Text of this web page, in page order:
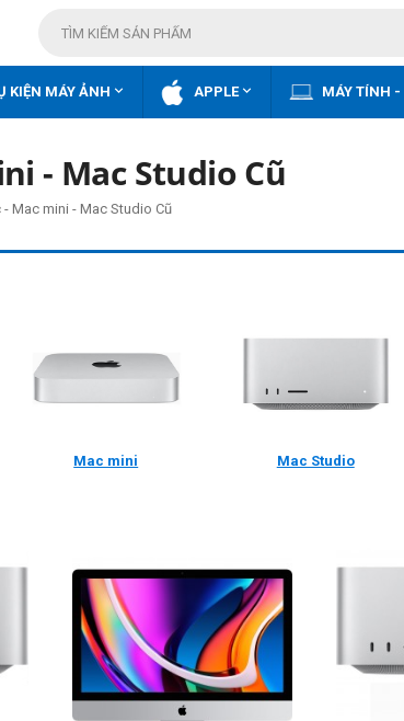
KIỆN MÁY ẢNH  APPLE MÁY TÍNH -
- Mac Studio Cũ
- Mac mini - Mac Studio Cũ
Mac mini Mac Studio